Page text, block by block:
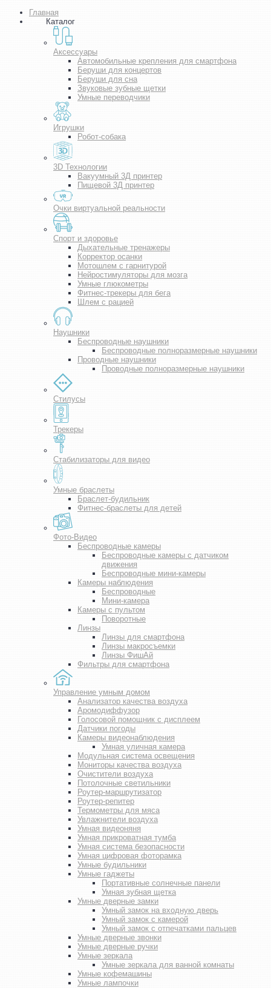
Главная
Каталог
Аксессуары
Автомобильные крепления для смартфона
Беруши для концертов
Беруши для сна
Звуковые зубные щетки
Умные переводчики
Игрушки
Робот-собака
3D Технологии
Вакуумный 3Д принтер
Пищевой 3Д принтер
Очки виртуальной реальности
Спорт и здоровье
Дыхательные тренажеры
Корректор осанки
Мотошлем с гарнитурой
Нейростимуляторы для мозга
Умные глюкометры
Фитнес-трекеры для бега
Шлем с рацией
Наушники
Беспроводные наушники
Беспроводные полноразмерные наушники
Проводные наушники
Проводные полноразмерные наушники
Стилусы
Трекеры
Стабилизаторы для видео
Умные браслеты
Браслет-будильник
Фитнес-браслеты для детей
Фото-Видео
Беспроводные камеры
Беспроводные камеры с датчиком
движения
Беспроводные мини-камеры
Камеры наблюдения
Беспроводные
Мини-камера
Камеры с пультом
Поворотные
Линзы
Линзы для смартфона
Линзы макросъемки
Линзы ФишАй
Фильтры для смартфона
Управление умным домом
Анализатор качества воздуха
Аромодиффузор
Голосовой помощник с дисплеем
Датчики погоды
Камеры видеонаблюдения
Умная уличная камера
Модульная система освещения
Мониторы качества воздуха
Очистители воздуха
Потолочные светильники
Роутер-маршрутизатор
Роутер-репитер
Термометры для мяса
Увлажнители воздуха
Умная видеоняня
Умная прикроватная тумба
Умная система безопасности
Умная цифровая фоторамка
Умные будильники
Умные гаджеты
Портативные солнечные панели
Умная зубная щетка
Умные дверные замки
Умный замок на входную дверь
Умный замок с камерой
Умный замок с отпечатками пальцев
Умные дверные звонки
Умные дверные ручки
Умные зеркала
Умные зеркала для ванной комнаты
Умные кофемашины
Умные лампочки